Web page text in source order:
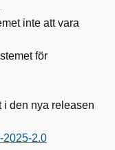
inte att vara
för
i den nya releasen
2025-2.0